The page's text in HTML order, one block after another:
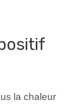
la chaleur